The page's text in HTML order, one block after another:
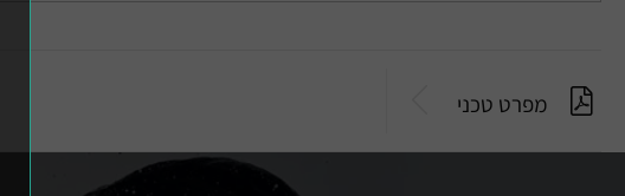
מפרט טכני